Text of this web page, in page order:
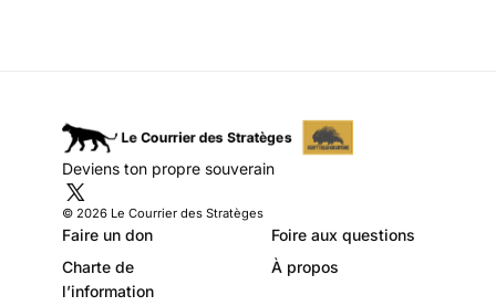
réguliers. Mardi dernier, le
ministère du travail a soumis le
texte à la Maison-Blanche. il
est est déjà sujet à
Deviens ton propre souverain
© 2026 Le Courrier des Stratèges
Faire un don
Foire aux questions
Charte de
l’information
À propos